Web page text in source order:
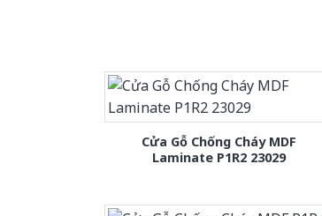
Cửa Gỗ Chống Cháy MDF
Laminate P1R2 23029